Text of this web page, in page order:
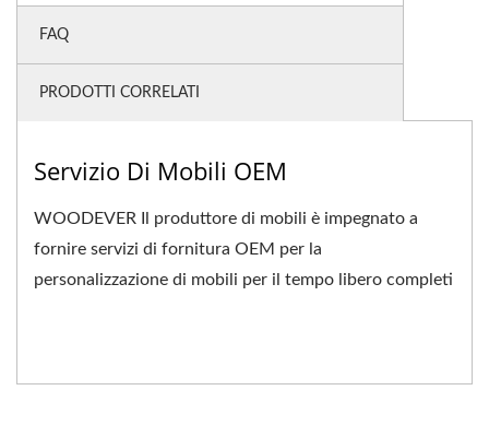
FAQ
PRODOTTI CORRELATI
Servizio Di Mobili OEM
WOODEVER Il produttore di mobili è impegnato a
fornire servizi di fornitura OEM per la
personalizzazione di mobili per il tempo libero completi